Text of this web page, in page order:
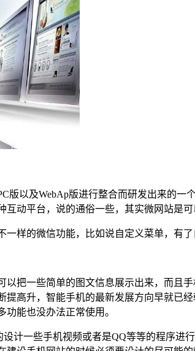
版以及WebAp版进行整合而研发出来的
动平台，说的通俗一些，其实微网站是
样的微信功能，比如说自定义菜单，有
把一些简单的图文信息展示出来，而且
高升，智能手机的最新发展方向早就已
能也没办法正常使用。
计一些手机视频或者是QQ等等的程序进